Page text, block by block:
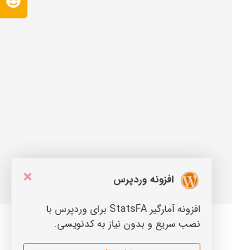
×
افزونه وردپرس
افزونه آمارگیر StatsFA برای وردپرس با
نصب سریع و بدون نیاز به کدنویسی.